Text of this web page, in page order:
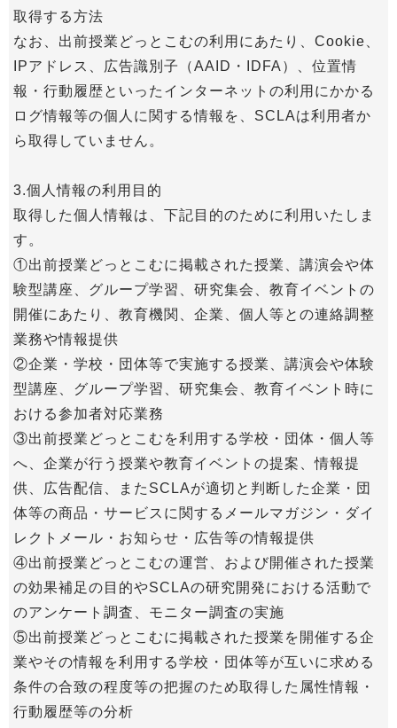
取得する方法
なお、出前授業どっとこむの利用にあたり、Cookie、
IPアドレス、広告識別子（AAID・IDFA）、位置情
報・行動履歴といったインターネットの利用にかかる
ログ情報等の個人に関する情報を、SCLAは利用者か
ら取得していません。
3.個人情報の利用目的
取得した個人情報は、下記目的のために利用いたしま
す。
①出前授業どっとこむに掲載された授業、講演会や体
験型講座、グループ学習、研究集会、教育イベントの
開催にあたり、教育機関、企業、個人等との連絡調整
業務や情報提供
②企業・学校・団体等で実施する授業、講演会や体験
型講座、グループ学習、研究集会、教育イベント時に
おける参加者対応業務
③出前授業どっとこむを利用する学校・団体・個人等
へ、企業が行う授業や教育イベントの提案、情報提
供、広告配信、またSCLAが適切と判断した企業・団
体等の商品・サービスに関するメールマガジン・ダイ
レクトメール・お知らせ・広告等の情報提供
④出前授業どっとこむの運営、および開催された授業
の効果補足の目的やSCLAの研究開発における活動で
のアンケート調査、モニター調査の実施
⑤出前授業どっとこむに掲載された授業を開催する企
業やその情報を利用する学校・団体等が互いに求める
条件の合致の程度等の把握のため取得した属性情報・
行動履歴等の分析